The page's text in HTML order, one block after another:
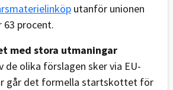
utanför unionen
63 procent.
med stora utmaningar
de olika förslagen sker via EU-
går det formella startskottet för